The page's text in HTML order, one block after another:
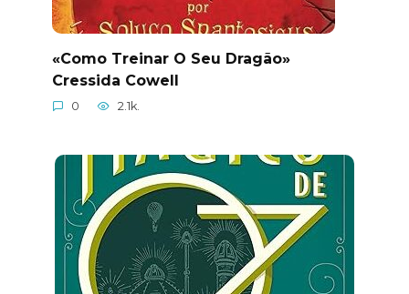
«Como Treinar O Seu Dragão»
Cressida Cowell
0 2.1k.